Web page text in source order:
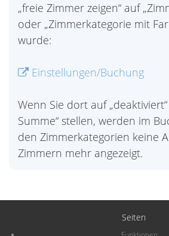
„freie Zimmer zeigen“ auf
oder „Zimmerkategorie mit
wurde:
Einstellungen/Buchung
Wenn Sie dort auf
Summe“ stellen, werden im
den Zimmerkategorien keine
Zimmern mehr angezeigt.
Seiten